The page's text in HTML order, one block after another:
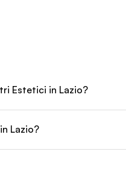
Estetici in Lazio?
Lazio?